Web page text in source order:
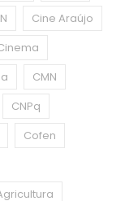
Cine Araújo
CMN
CNPq
Cofen